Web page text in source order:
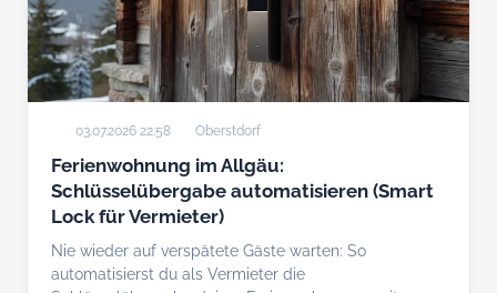
03.07.2026 22:58 Oberstdorf
Ferienwohnung im Allgäu:
Schlüsselübergabe automatisieren (Smart
Lock für Vermieter)
Nie wieder auf verspätete Gäste warten: So
automatisierst du als Vermieter die